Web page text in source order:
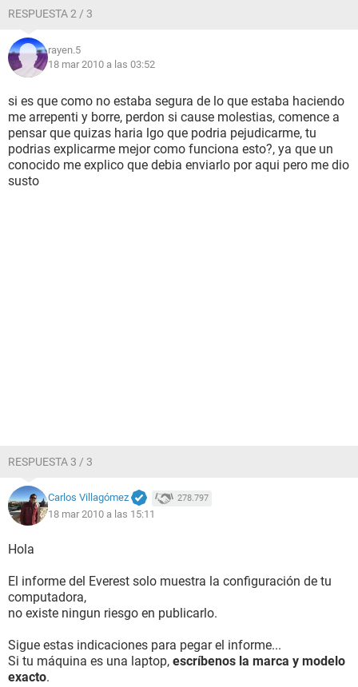
RESPUESTA 2 / 3
rayen.5
18 mar 2010 a las 03:52
si es que como no estaba segura de lo que estaba haciendo
me arrepenti y borre, perdon si cause molestias, comence a
pensar que quizas haria lgo que podria pejudicarme, tu
podrias explicarme mejor como funciona esto?, ya que un
conocido me explico que debia enviarlo por aqui pero me dio
susto
RESPUESTA 3 / 3
Carlos Villagómez 278.797
18 mar 2010 a las 15:11
Hola
El informe del Everest solo muestra la configuración de tu
computadora,
no existe ningun riesgo en publicarlo.
Sigue estas indicaciones para pegar el informe...
Si tu máquina es una laptop, escríbenos la marca y modelo
exacto.